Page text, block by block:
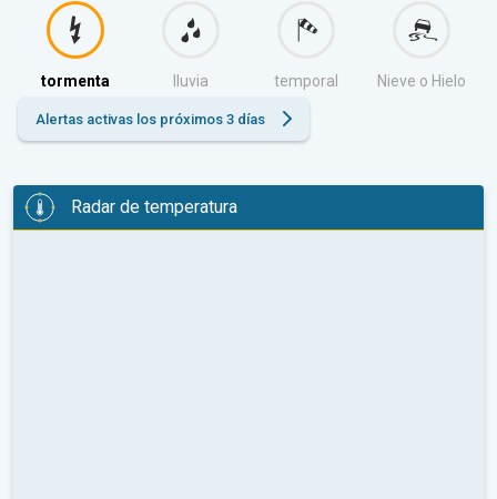
tormenta lluvia temporal Nieve o Hielo
Alertas activas los próximos 3 días
Radar de temperatura